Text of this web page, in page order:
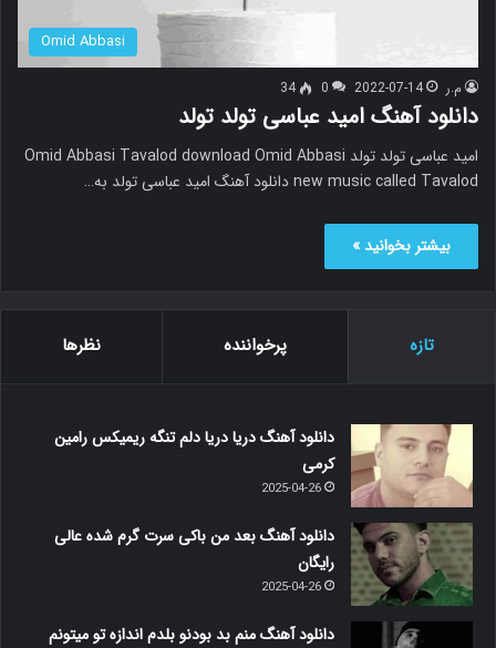
Omid Abbasi
م.ر 2022-07-14
0
34
دانلود آهنگ امید عباسی تولد تولد
امید عباسی تولد تولد Omid Abbasi Tavalod download Omid Abbasi
new music called Tavalod دانلود آهنگ امید عباسی تولد به…
بیشتر بخوانید »
تازه پرخواننده نظرها
دانلود آهنگ دریا دریا دلم تنگه ریمیکس رامین
کرمی
2025-04-26
دانلود آهنگ بعد من باکی سرت گرم شده عالی
رایگان
2025-04-26
دانلود آهنگ منم بد بودنو بلدم اندازه تو میتونم